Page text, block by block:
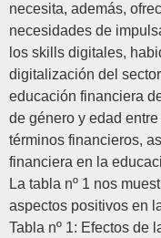
necesita, además,
necesidades de
los skills digitales,
digitalización del
educación financiera
de género y edad
términos financieros,
financiera en la
La tabla nº 1 nos
aspectos positivos en
Tabla nº 1: Efectos de